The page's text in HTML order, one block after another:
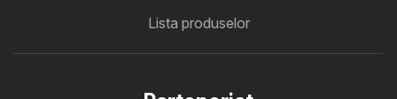
Lista produselor